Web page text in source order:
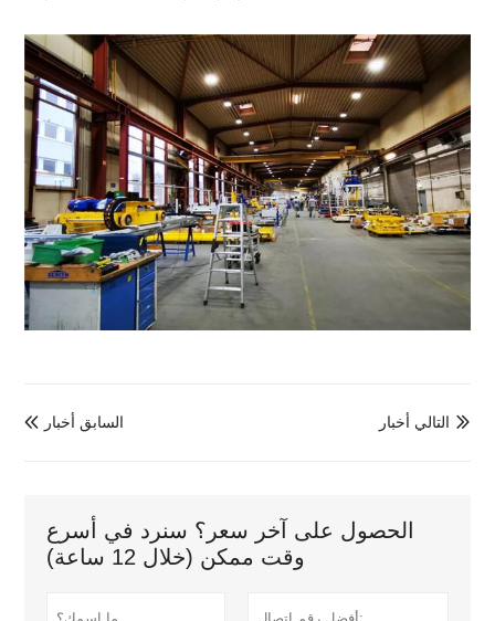
 السابق أخبار  التالي أخبار
الحصول على آخر سعر؟ سنرد في أسرع
وقت ممكن (خلال 12 ساعة)